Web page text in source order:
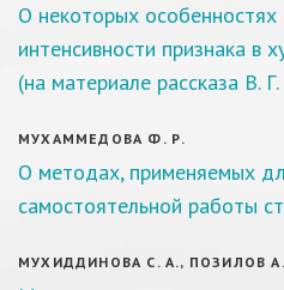
О некоторых особенностях
интенсивности признака в
(на материале рассказа В.
МУХАММЕДОВА Ф. Р.
О методах, применяемых
самостоятельной работы
МУХИДДИНОВА С. А., ПОЗИЛОВ